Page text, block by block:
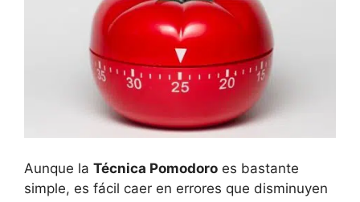
Aunque la Técnica Pomodoro es bastante
simple, es fácil caer en errores que disminuyen